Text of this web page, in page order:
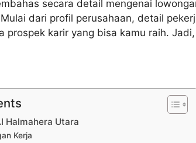
secara detail mengenai
dari profil perusahaan, detail
prospek karir yang bisa kamu raih.
Halmahera Utara
Kerja